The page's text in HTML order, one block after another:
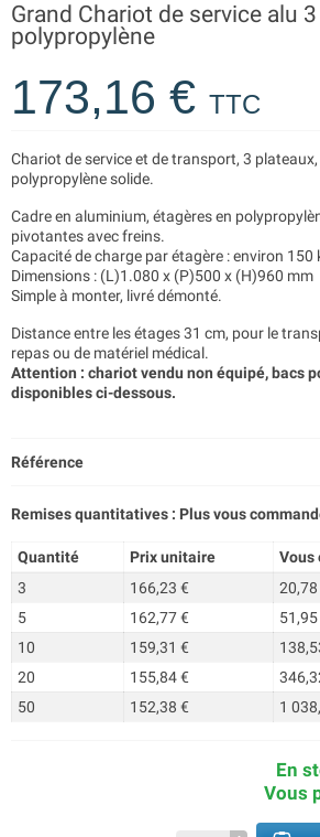
Grand Chariot de service alu
polypropylène
173,16 € TTC
Chariot de service et de transport, 3
polypropylène solide.
Cadre en aluminium, étagères en
pivotantes avec freins.
Capacité de charge par étagère : environ 150
Dimensions : (L)1.080 x (P)500 x (H)960 mm
Simple à monter, livré démonté.
Distance entre les étages 31 cm, pour le
repas ou de matériel médical.
Attention : chariot vendu non équipé, bacs
disponibles ci-dessous.
Référence
Remises quantitatives : Plus vous
Quantité Prix unitaire
Vous
3
166,23 €
20,78
5
162,77 €
51,95
10
159,31 €
20
155,84 €
50
152,38 € 1
En
Vous